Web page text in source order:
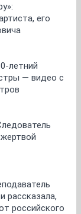
его
летний
— видео с
рассказала,
российского